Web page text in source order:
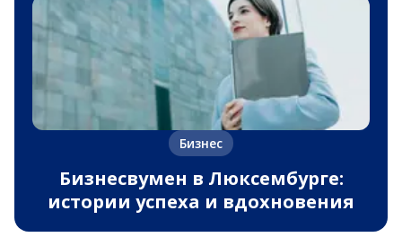
Бизнес
Бизнесвумен в Люксембурге:
истории успеха и вдохновения